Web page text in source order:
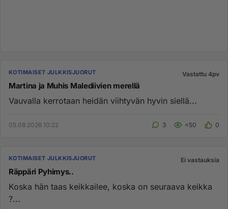
KOTIMAISET JULKKISJUORUT Vastattu 4pv
Martina ja Muhis Malediivien merellä
Vauvalla kerrotaan heidän viihtyvän hyvin siellä...
05.08.2026 10:22 3 <50 0
KOTIMAISET JULKKISJUORUT Ei vastauksia
Räppäri Pyhimys..
Koska hän taas keikkailee, koska on seuraava keikka
?...